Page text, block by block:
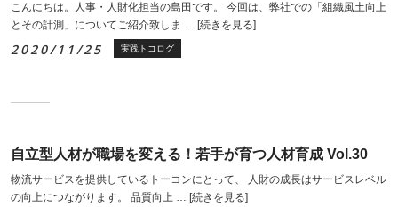
こんにちは。人事・人財化担当の島田です。 今回は、弊社での「組織風土向上
とその計測」についてご紹介致しま … [続きを見る]
2020/11/25 実践トコログ
自立型人材が職場を変える！若手が育つ人材育成 Vol.30
物流サービスを提供しているトーコンにとって、 人財の成長はサービスレベル
の向上につながります。 品質向上 … [続きを見る]